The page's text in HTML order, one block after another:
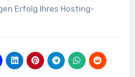
Erfolg Ihres Hosting-